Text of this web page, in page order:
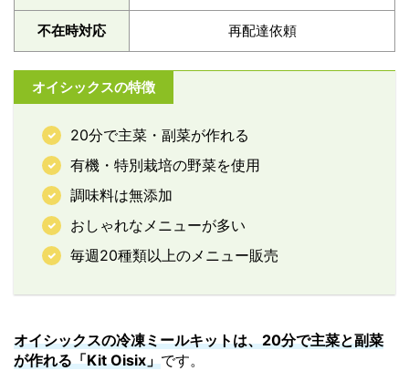
不在時対応 再配達依頼
オイシックスの特徴
20分で主菜・副菜が作れる
有機・特別栽培の野菜を使用
調味料は無添加
おしゃれなメニューが多い
毎週20種類以上のメニュー販売
オイシックスの冷凍ミールキットは、20分で主菜と副菜
が作れる「Kit Oisix」です。